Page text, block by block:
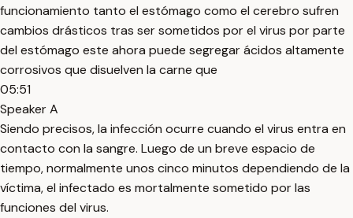
funcionamiento tanto el estómago como el cerebro sufren
cambios drásticos tras ser sometidos por el virus por parte
del estómago este ahora puede segregar ácidos altamente
corrosivos que disuelven la carne que
05:51
Speaker A
Siendo precisos, la infección ocurre cuando el virus entra en
contacto con la sangre. Luego de un breve espacio de
tiempo, normalmente unos cinco minutos dependiendo de la
víctima, el infectado es mortalmente sometido por las
funciones del virus.